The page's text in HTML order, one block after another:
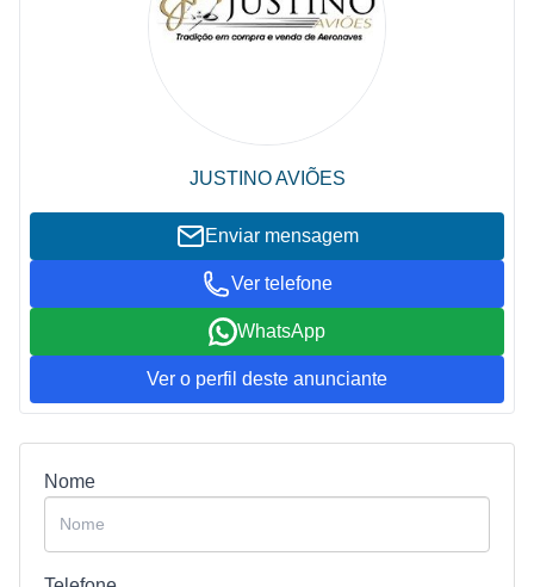
JUSTINO AVIÕES
Enviar mensagem
Ver telefone
WhatsApp
Ver o perfil deste anunciante
Nome